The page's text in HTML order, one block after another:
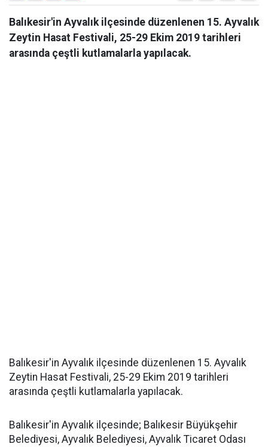
Balıkesir'in Ayvalık ilçesinde düzenlenen 15. Ayvalık
Zeytin Hasat Festivali, 25-29 Ekim 2019 tarihleri
arasında çeştli kutlamalarla yapılacak.
Balıkesir'in Ayvalık ilçesinde düzenlenen 15. Ayvalık
Zeytin Hasat Festivali, 25-29 Ekim 2019 tarihleri
arasında çeştli kutlamalarla yapılacak.
Balıkesir'in Ayvalık ilçesinde; Balıkesir Büyükşehir
Belediyesi, Ayvalık Belediyesi, Ayvalık Ticaret Odası